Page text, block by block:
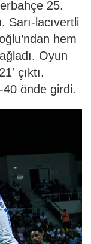
25.
Sarı-lacıvertli
hem
Oyun
çıktı.
önde girdi.